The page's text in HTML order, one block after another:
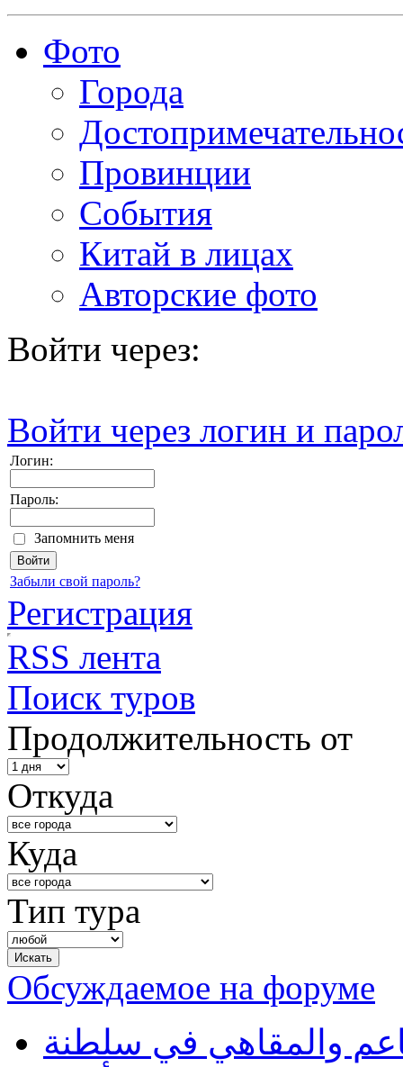
Фото
Города
Провинции
События
Китай в лицах
Авторские фото
Войти через:
Войти через логин и
Логин:
Пароль:
Запомнить меня
Забыли свой пароль?
Регистрация
RSS лента
Поиск туров
Продолжительность от
Откуда
Куда
Тип тура
Обсуждаемое на форуме
والمقاهي في سلطنة